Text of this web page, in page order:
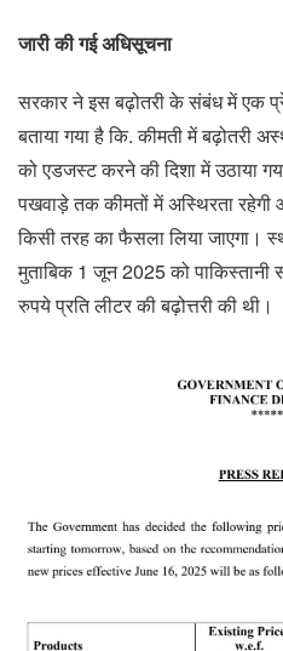
जारी की गई अधिसूचना
सरकार ने इस बढ़ोतरी के संबंध में एक
बताया गया है कि. कीमती में बढ़ोतरी
को एडजस्ट करने की दिशा में उठाया
पखवाड़े तक कीमतों में अस्थिरता रहेगी
किसी तरह का फैसला लिया जाएगा।
मुताबिक 1 जून 2025 को पाकिस्तानी
रुपये प्रति लीटर की बढ़ोत्तरी की थी।